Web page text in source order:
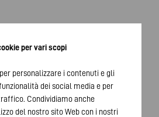
per vari scopi
personalizzare i contenuti e gli
dei social media e per
Condividiamo anche
del nostro sito Web con i nostri